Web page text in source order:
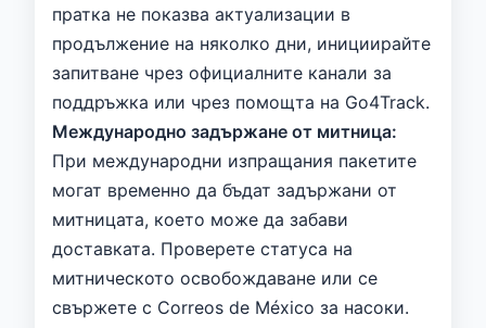
пратка не показва актуализации в
продължение на няколко дни, инициирайте
запитване чрез официалните канали за
поддръжка или чрез помощта на Go4Track.
Международно задържане от митница:
При международни изпращания пакетите
могат временно да бъдат задържани от
митницата, което може да забави
доставката. Проверете статуса на
митническото освобождаване или се
свържете с Correos de México за насоки.